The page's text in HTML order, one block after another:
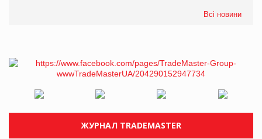
Всі новини
ЖУРНАЛ TRADEMASTER